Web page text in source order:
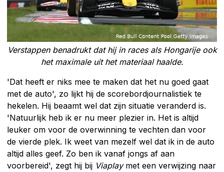
Verstappen benadrukt dat hij in races als Hongarije ook
het maximale uit het materiaal haalde.
'Dat heeft er niks mee te maken dat het nu goed gaat
met de auto', zo lijkt hij de scorebordjournalistiek te
hekelen. Hij beaamt wel dat zijn situatie veranderd is.
'Natuurlijk heb ik er nu meer plezier in. Het is altijd
leuker om voor de overwinning te vechten dan voor
de vierde plek. Ik weet van mezelf wel dat ik in de auto
altijd alles geef. Zo ben ik vanaf jongs af aan
voorbereid', zegt hij bij Viaplaymet een verwijzing naar